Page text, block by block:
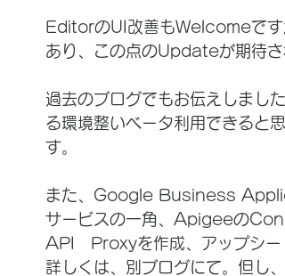
EditorのUI改善もWelcomeです
あり、この点のUpdateが期待
過去のブログでもお伝えしま
る環境整いベータ利用できると
す。
また、Google Business
サービスの一角、Apigeeの
API　Proxyを作成、アップシー
詳しくは、別ブログにて。但し